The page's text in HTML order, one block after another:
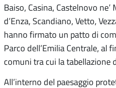
Baiso, Casina, Castelnovo ne’
d’Enza, Scandiano, Vetto,
hanno firmato un patto di
Parco dell’Emilia Centrale, al
comuni tra cui la tabellazione
All’interno del paesaggio